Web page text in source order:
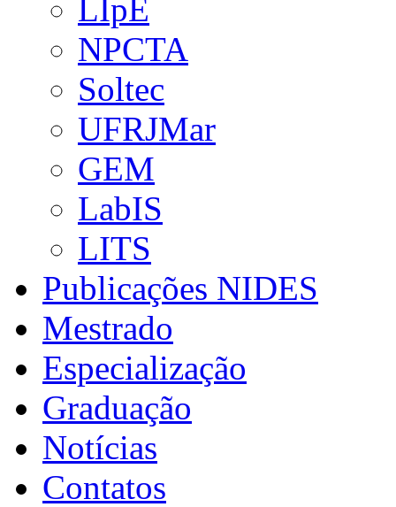
LIpE
NPCTA
Soltec
UFRJMar
GEM
LabIS
LITS
Publicações NIDES
Mestrado
Especialização
Graduação
Notícias
Contatos